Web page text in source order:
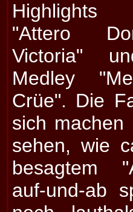
Highlights
"Attero
Victoria"
Medley
Crüe". Die
sich
sehen, wie
besagtem
auf-und-ab